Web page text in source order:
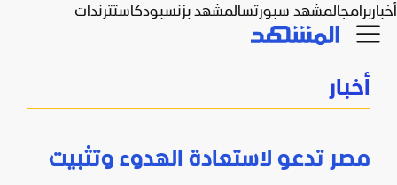
أخباربرامجالمشهد سبورتسالمشهد بزنسبودكاستترندات
أخبار
مصر تدعو لاستعادة الهدوء وتثبيت